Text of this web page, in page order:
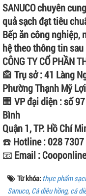
SANUCO chuyên
quả sạch đạt tiêu
Bếp ăn công nghiệp,
hệ theo thông tin sau
CÔNG TY CỔ PHẦN
🏤 Trụ sở : 41 Làng
Phường Thạnh Mỹ
🏢 VP đại diện : số
Bình
Quận 1, TP. Hồ Chí
☎️ Hotline : 028
📧 Email :
Từ khóa:thực phẩm
Sanuco, Cá diêu hồng, cá